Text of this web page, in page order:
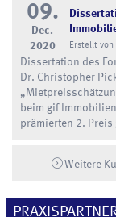
09.
Dec.
2020
Erstellt von
Dissertation des
Dr. Christopher
beim gif
prämierten 2. Preis
Weitere